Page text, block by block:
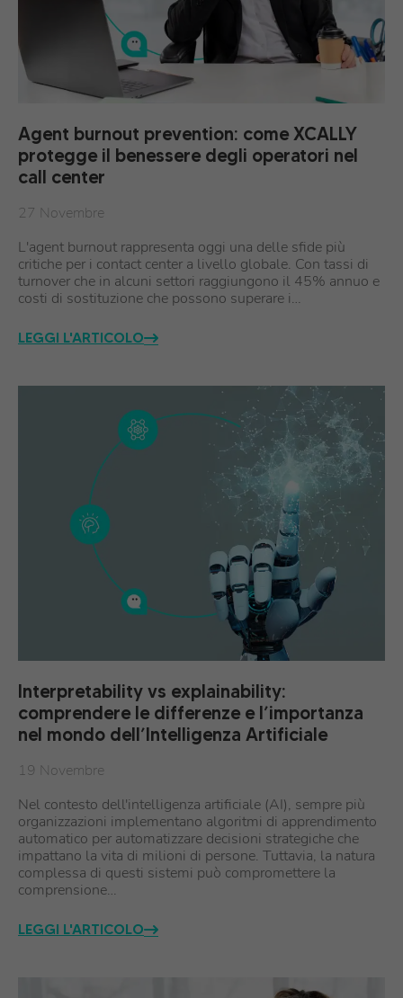
Agent burnout prevention: come XCALLY
protegge il benessere degli operatori nel
call center
27 Novembre
L'agent burnout rappresenta oggi una delle sfide più
critiche per i contact center a livello globale. Con tassi di
turnover che in alcuni settori raggiungono il 45% annuo e
costi di sostituzione che possono superare i…
LEGGI L'ARTICOLO
Interpretability vs explainability:
comprendere le differenze e l’importanza
nel mondo dell’Intelligenza Artificiale
19 Novembre
Nel contesto dell'intelligenza artificiale (AI), sempre più
organizzazioni implementano algoritmi di apprendimento
automatico per automatizzare decisioni strategiche che
impattano la vita di milioni di persone. Tuttavia, la natura
complessa di questi sistemi può compromettere la
comprensione…
LEGGI L'ARTICOLO